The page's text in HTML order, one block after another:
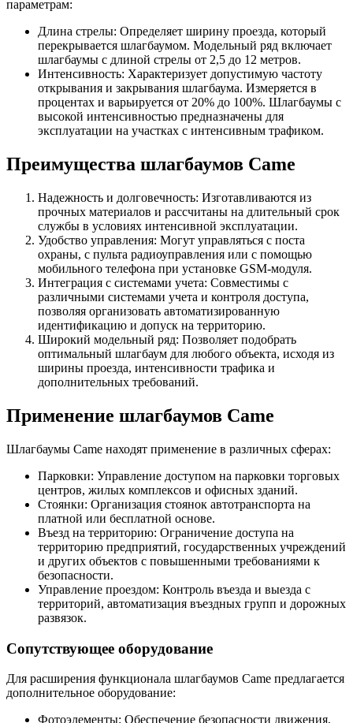
параметрам:
Длина стрелы: Определяет ширину проезда, который
перекрывается шлагбаумом. Модельный ряд включает
шлагбаумы с длиной стрелы от 2,5 до 12 метров.
Интенсивность: Характеризует допустимую частоту
открывания и закрывания шлагбаума. Измеряется в
процентах и варьируется от 20% до 100%. Шлагбаумы с
высокой интенсивностью предназначены для
эксплуатации на участках с интенсивным трафиком.
Преимущества шлагбаумов Came
Надежность и долговечность: Изготавливаются из
прочных материалов и рассчитаны на длительный срок
службы в условиях интенсивной эксплуатации.
Удобство управления: Могут управляться с поста
охраны, с пульта радиоуправления или с помощью
мобильного телефона при установке GSM-модуля.
Интеграция с системами учета: Совместимы с
различными системами учета и контроля доступа,
позволяя организовать автоматизированную
идентификацию и допуск на территорию.
Широкий модельный ряд: Позволяет подобрать
оптимальный шлагбаум для любого объекта, исходя из
ширины проезда, интенсивности трафика и
дополнительных требований.
Применение шлагбаумов Came
Шлагбаумы Came находят применение в различных сферах:
Парковки: Управление доступом на парковки торговых
центров, жилых комплексов и офисных зданий.
Стоянки: Организация стоянок автотранспорта на
платной или бесплатной основе.
Въезд на территорию: Ограничение доступа на
территорию предприятий, государственных учреждений
и других объектов с повышенными требованиями к
безопасности.
Управление проездом: Контроль въезда и выезда с
территорий, автоматизация въездных групп и дорожных
развязок.
Сопутствующее оборудование
Для расширения функционала шлагбаумов Came предлагается
дополнительное оборудование:
Фотоэлементы: Обеспечение безопасности движения,